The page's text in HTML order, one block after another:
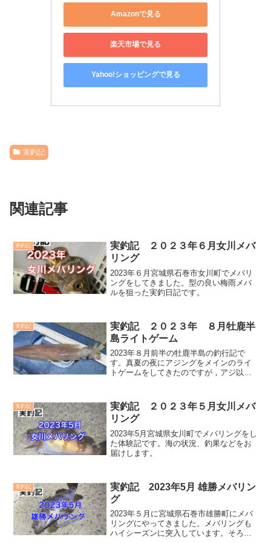
Amazonで見る
楽天市場で見る
Yahoo!ショッピングで見る
実釣記
関連記事
実釣記
実釣記 ２０２３年６月女川メバ
リング
2023年６月宮城県石巻市女川町でメバリ
ングをしてきました。型の良い梅雨メバ
ルを狙った実釣日記です。
実釣記
実釣記 ２０２３年 ８月牡鹿半
島ライトゲーム
2023年８月前半の牡鹿半島の釣行記で
す。真夏の夜にアジングをメインのライ
トゲームをしてきたのですが，アジ以外
実釣記
実釣記 ２０２３年５月女川メバ
リング
2023年5月宮城県女川町でメバリングをし
た体験記です。海の状況、釣果などをお
届けします。
実釣記
実釣記 2023年5月 雄勝メバリン
グ
2023年５月に宮城県石巻市雄勝町にメバ
リングにやってきました。メバリングも
ハイシーズンに突入しています。そろそ